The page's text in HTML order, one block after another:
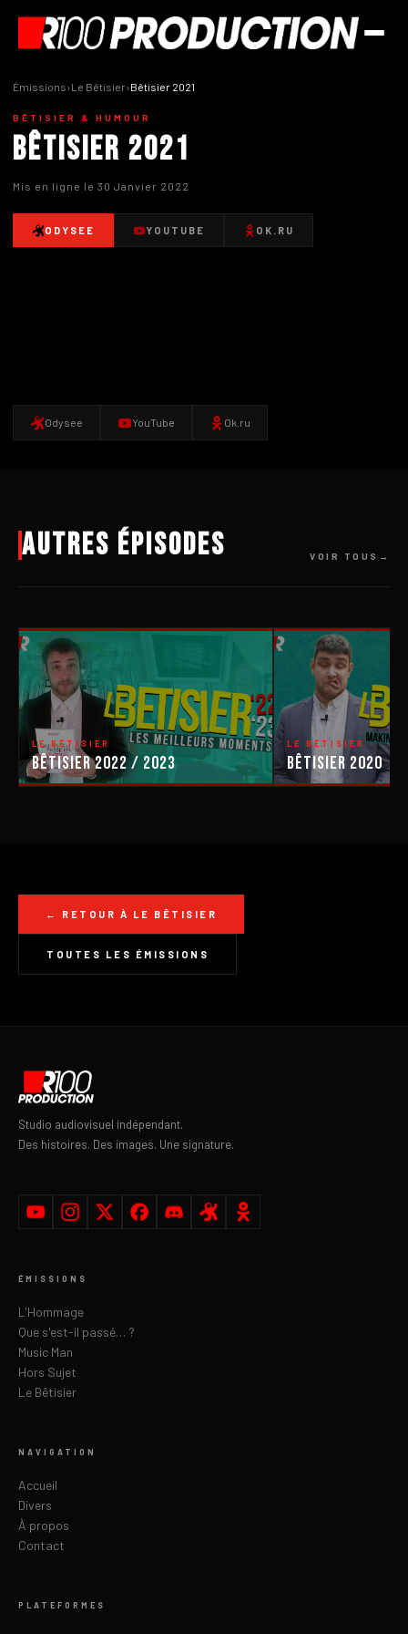
Émissions›Le Bêtisier›Bêtisier 2021
BÊTISIER & HUMOUR
Bêtisier 2021
Mis en ligne le 30 Janvier 2022
ODYSEE YOUTUBE OK.RU
Odysee YouTube Ok.ru
Autres épisodes VOIR TOUS
LE BÊTISIER
Bêtisier 2022 / 2023
LE BÊTISIER
Bêtisier 2020
← RETOUR À LE BÊTISIER
TOUTES LES ÉMISSIONS
Studio audiovisuel indépendant.
Des histoires. Des images. Une signature.
ÉMISSIONS
L'Hommage
Que s'est-il passé… ?
Music Man
Hors Sujet
Le Bêtisier
NAVIGATION
Accueil
Divers
À propos
Contact
PLATEFORMES